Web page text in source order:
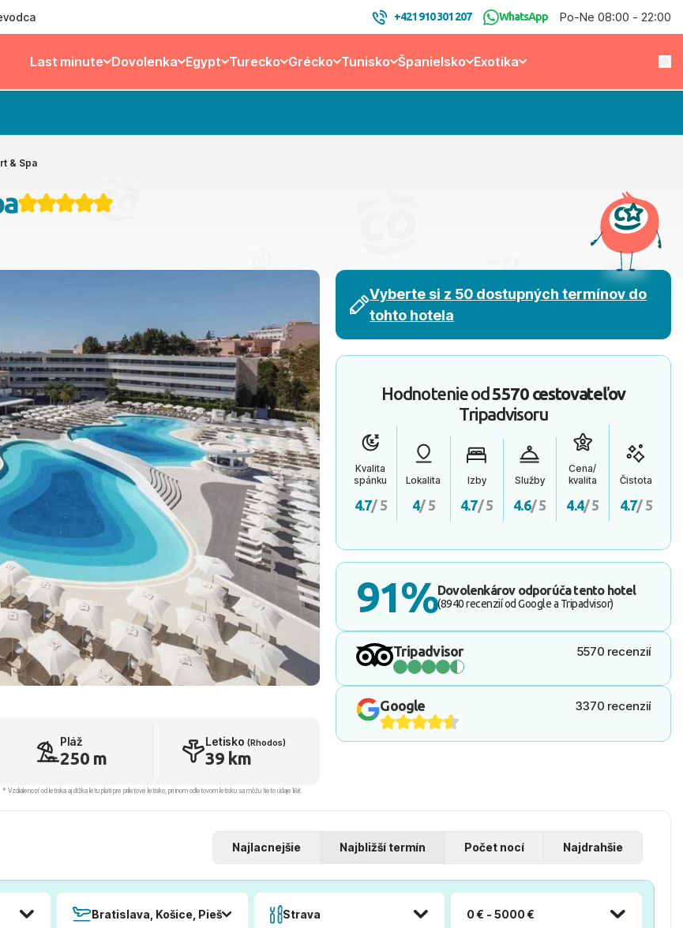
+421 910 301 207 WhatsApp Po-Ne 08:00 - 22:00
Last minute Dovolenka Egypt Turecko Grécko Tunisko Španielsko Exotika
& Spa
Vyberte si z 50 dostupných termínov do
tohto hotela
Hodnotenie od5570 cestovateľov
Tripadvisoru
Kvalita
spánku
4.7/ 5
Lokalita
4/ 5
Izby
4.7/ 5
Služby
4.6/ 5
Cena/
kvalita
4.4/ 5
Čistota
4.7/ 5
91%Dovolenkárov odporúča tento hotel
(8940 recenzií od Google a Tripadvisor)
Tripadvisor 5570 recenzií
Google 3370 recenzií
Pláž
250 m
Letisko (Rhodos)
39 km
* Vzdialenosť od letiska aj dľžka letu platí pre príletové letisko, pri inom odletovom letisku sa môžu tieto údaje líšiť.
Najlacnejšie Najbližší termín Počet nocí Najdrahšie
Bratislava, Košice, Piešťany, PopradStrava 0 € - 5000 €